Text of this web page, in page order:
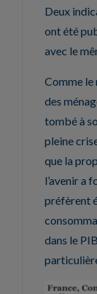
Deux
ont été
avec le
Comme le
des
tombé à
pleine
que la
l’avenir a
préfèrent
dans le